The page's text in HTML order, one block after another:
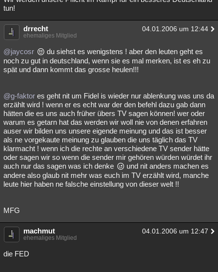
tun!
drrecht 04.01.2006 um 12:44
ehemaliges Mitglied
@jaycosr
du siehst es wenigstens ! aber den leuten geht es
noch zu gut in deutschland, wenn sie es mal merken, ist es eh zu
spät und dann kommt das grosse heulen!!!
@g-faktor es geht nit um Fidel is wieder nur ablenkung was uns da
erzählt wird ! wenn er es echt war der den befehl dazu gab dann
hätten die es uns auch früher übers TV sagen können! wer oder
warum es getarn hat das werden wir woll nie von denen erfahren
auser wir bilden uns unsere eigende meinung und das ist besser
als ne vorgekaute meinung zu glauben die uns täglich das TV
klarmacht ! wenn ich die rechte an verschiedene TV sender hätte
oder sagen wir so wenn die sender mir gehören würden würdet ihr
auch nur das sagen was ich denke
und nit anders machen es
andere also glaub nit mehr was euch im TV erzählt wird, manche
leute hier haben ne falsche einstellung von dieser welt !!
MFG
machmut 04.01.2006 um 12:47
ehemaliges Mitglied
die FED